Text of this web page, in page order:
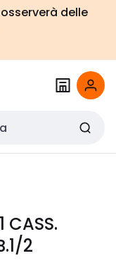
delle
CASS.
2